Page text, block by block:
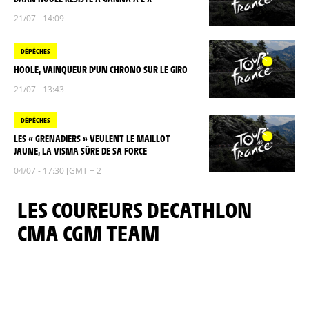
21/07 - 14:09
DÉPÊCHES
HOOLE, VAINQUEUR D’UN CHRONO SUR LE GIRO
21/07 - 13:43
DÉPÊCHES
LES « GRENADIERS » VEULENT LE MAILLOT
JAUNE, LA VISMA SÛRE DE SA FORCE
04/07 - 17:30 [GMT + 2]
LES COUREURS DECATHLON
CMA CGM TEAM